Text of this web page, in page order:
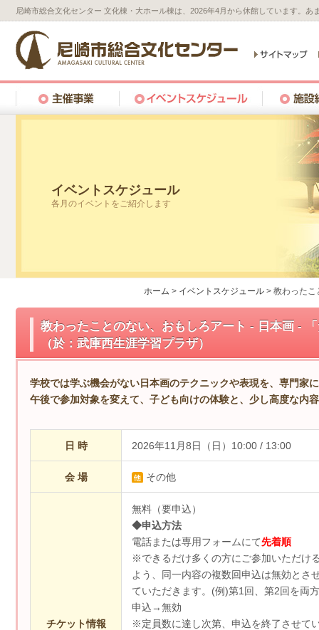
尼崎市総合文化センター 文化棟・大ホール棟は、2026年4月から休館しています。
イベントスケジュール
各月のイベントをご紹介します
ホーム > イベントスケジュール > 教わったこ
教わったことのない、おもしろアート - 日本画 -
（於：武庫西生涯学習プラザ）
学校では学ぶ機会がない日本画のテクニックや表現を、専門家
午後で参加対象を変えて、子ども向けの体験と、少し高度な内
日 時 2026年11月8日（日）10:00 / 13:00
会 場 その他
チケット情報
無料（要申込）
◆申込方法
電話または専用フォームにて先着順
※できるだけ多くの方にご参加いただけ
よう、同一内容の複数回申込は無効とさ
ていただきます。(例)第1回、第2回を両方
申込→無効
※定員数に達し次第、申込を終了させて